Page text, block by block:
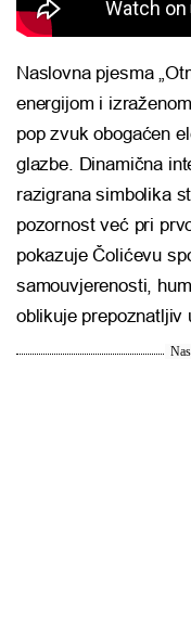
Naslovna pjesma
energijom i
pop zvuk obogaćen
glazbe. Dinamična
razigrana simbolika
pozornost već pri
pokazuje Čolićevu
samouvjerenosti,
oblikuje prepoznatljiv